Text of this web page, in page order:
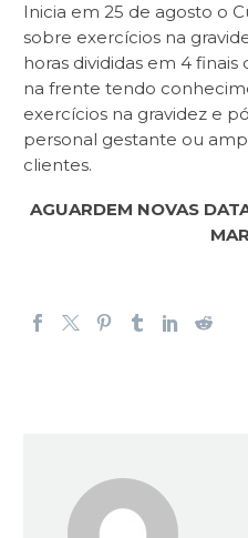
Inicia em 25 de agosto o
sobre exercícios na
horas divididas em 4 finais
na frente tendo
exercícios na gravidez e
personal gestante ou
clientes.
AGUARDEM NOVAS